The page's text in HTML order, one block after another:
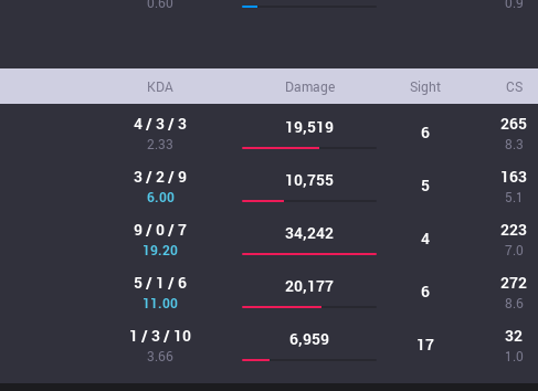
KDA Damage Sight CS
4 / 3 / 3
2.33
19,519 6 265
8.3
3 / 2 / 9
6.00
10,755 5 163
5.1
9 / 0 / 7
19.20
34,242 4 223
7.0
5 / 1 / 6
11.00
20,177 6 272
8.6
1 / 3 / 10
3.66
6,959 17 32
1.0